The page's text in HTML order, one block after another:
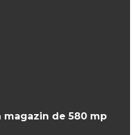
magazin de 580 mp